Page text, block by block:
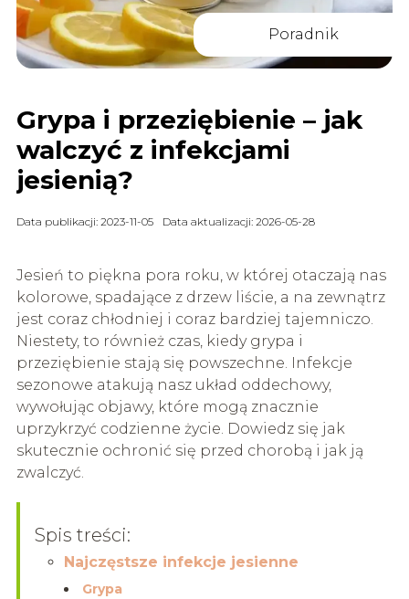
Poradnik
Grypa i przeziębienie – jak
walczyć z infekcjami
jesienią?
Data publikacji: 2023-11-05 Data aktualizacji: 2026-05-28
Jesień to piękna pora roku, w której otaczają nas
kolorowe, spadające z drzew liście, a na zewnątrz
jest coraz chłodniej i coraz bardziej tajemniczo.
Niestety, to również czas, kiedy grypa i
przeziębienie stają się powszechne. Infekcje
sezonowe atakują nasz układ oddechowy,
wywołując objawy, które mogą znacznie
uprzykrzyć codzienne życie. Dowiedz się jak
skutecznie ochronić się przed chorobą i jak ją
zwalczyć.
Spis treści:
Najczęstsze infekcje jesienne
Grypa